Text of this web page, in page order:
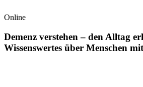
Online
Demenz verstehen – den Alltag
Wissenswertes über Menschen